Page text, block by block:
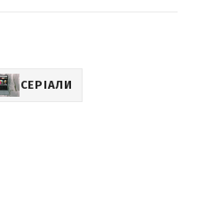
СЕРІАЛИ